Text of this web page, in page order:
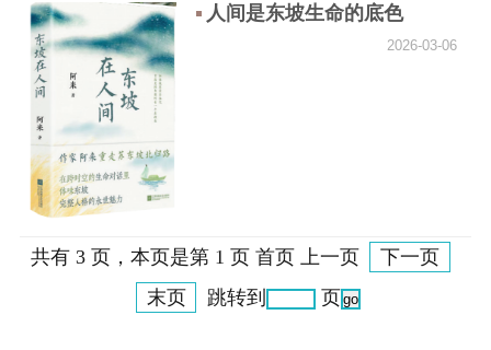
人间是东坡生命的底色
2026-03-06
共有 3 页，本页是第 1 页 首页 上一页
下一页
末页
跳转到 页